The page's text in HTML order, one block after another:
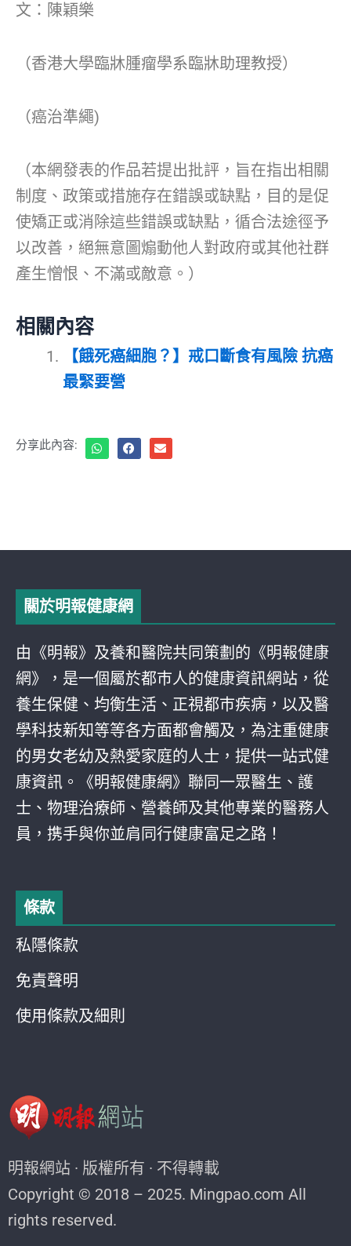
文：陳穎樂
（香港大學臨牀腫瘤學系臨牀助理教授）
（癌治準繩)
（本網發表的作品若提出批評，旨在指出相關
制度、政策或措施存在錯誤或缺點，目的是促
使矯正或消除這些錯誤或缺點，循合法途徑予
以改善，絕無意圖煽動他人對政府或其他社群
產生憎恨、不滿或敵意。）
相關內容
【餓死癌細胞？】戒口斷食有風險 抗癌
最緊要營
分享此內容:
關於明報健康網
由《明報》及養和醫院共同策劃的《明報健康
網》，是一個屬於都巿人的健康資訊網站，從
養生保健、均衡生活、正視都巿疾病，以及醫
學科技新知等等各方面都會觸及，為注重健康
的男女老幼及熱愛家庭的人士，提供一站式健
康資訊。《明報健康網》聯同一眾醫生、護
士、物理治療師、營養師及其他專業的醫務人
員，携手與你並肩同行健康富足之路！
條款
私隱條款
免責聲明
使用條款及細則
明報網站 · 版權所有 · 不得轉載
Copyright © 2018 – 2025. Mingpao.com All
rights reserved.